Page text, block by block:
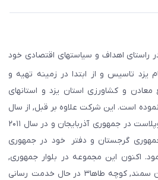
راستای اهداف و سیاستهای اقتصادی خود
خیابان امام یزد تاسیس و از ابتدا در زمینه تهیه و
و کشاورزی استان یزد و استانهای
است. این شرکت علاوه بر قبل, از سال
۲۰۰۳ تحت عنوان شرکت اوروپلاست در جمهوری آذربایجان و در سال ۲۰۱۱
گرجستان و دفتر خود در جمهوری
اکنون این مجموعه در بلوار جمهوری,
دروازه قرآن, بلوار نصر, خیابان سمند, کوچه طاها۳ در حال خدمت رسانی